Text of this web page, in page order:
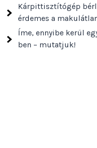
Kárpittisztítógép
érdemes a
Íme, ennyibe kerül
ben – mutatjuk!